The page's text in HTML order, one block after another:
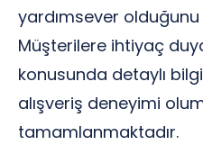
yardımsever
Müşterilere ihtiyaç
konusunda detaylı
alışveriş deneyimi
tamamlanmaktadır.